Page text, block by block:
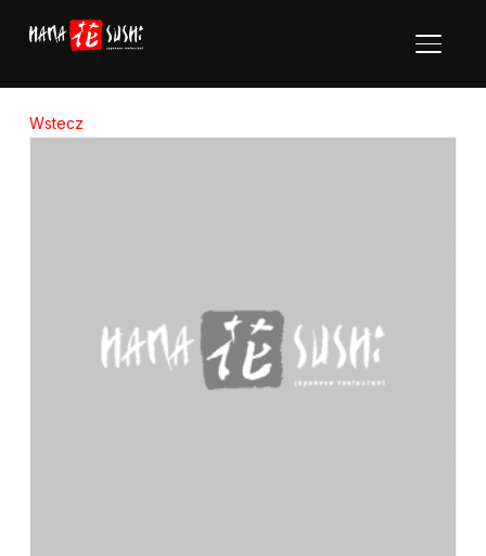
Wstecz